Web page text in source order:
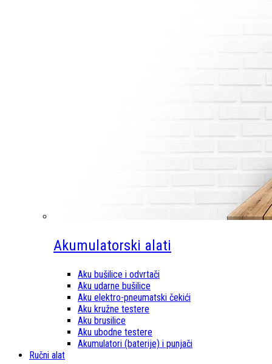
Akumulatorski alati
Aku bušilice i odvrtači
Aku udarne bušilice
Aku elektro-pneumatski čekići
Aku kružne testere
Aku brusilice
Aku ubodne testere
Akumulatori (baterije) i punjači
Ručni alat